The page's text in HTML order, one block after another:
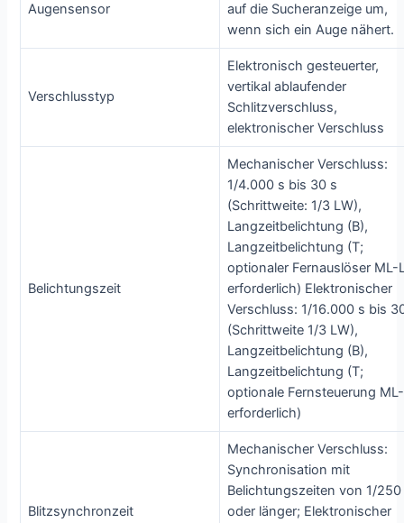
Augensensor
auf die Sucheranzeige um,
wenn sich ein Auge nähert.
Verschlusstyp
Elektronisch gesteuerter,
vertikal ablaufender
Schlitzverschluss,
elektronischer Verschluss
Belichtungszeit
Mechanischer Verschluss:
1/4.000 s bis 30 s
(Schrittweite: 1/3 LW),
Langzeitbelichtung (B),
Langzeitbelichtung (T;
optionaler Fernauslöser ML-
erforderlich) Elektronischer
Verschluss: 1/16.000 s bis
(Schrittweite 1/3 LW),
Langzeitbelichtung (B),
Langzeitbelichtung (T;
optionale Fernsteuerung
erforderlich)
Blitzsynchronzeit
Mechanischer Verschluss:
Synchronisation mit
Belichtungszeiten von 1/
oder länger; Elektronischer